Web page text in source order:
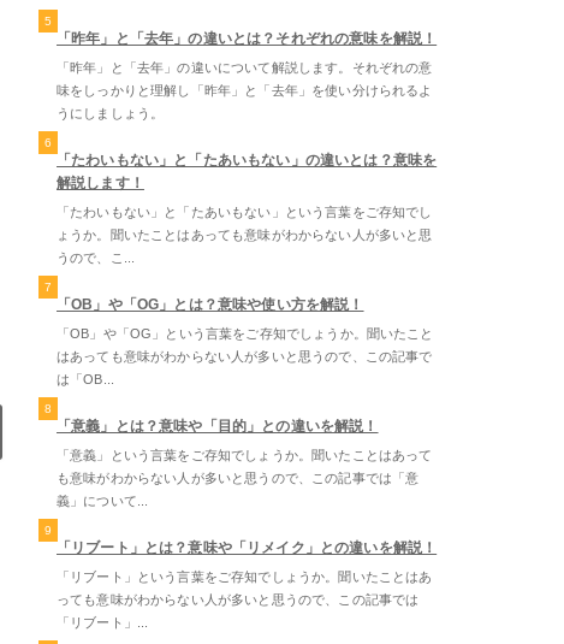
5
「昨年」と「去年」の違いとは？それぞれの意味を解説！
「昨年」と「去年」の違いについて解説します。それぞれの意
味をしっかりと理解し「昨年」と「去年」を使い分けられるよ
うにしましょう。
6
「たわいもない」と「たあいもない」の違いとは？意味を
解説します！
「たわいもない」と「たあいもない」という言葉をご存知でし
ょうか。聞いたことはあっても意味がわからない人が多いと思
うので、こ...
7
「OB」や「OG」とは？意味や使い方を解説！
「OB」や「OG」という言葉をご存知でしょうか。聞いたこと
はあっても意味がわからない人が多いと思うので、この記事で
は「OB...
8
「意義」とは？意味や「目的」との違いを解説！
「意義」という言葉をご存知でしょうか。聞いたことはあって
も意味がわからない人が多いと思うので、この記事では「意
義」について...
9
「リブート」とは？意味や「リメイク」との違いを解説！
「リブート」という言葉をご存知でしょうか。聞いたことはあ
っても意味がわからない人が多いと思うので、この記事では
「リブート」...